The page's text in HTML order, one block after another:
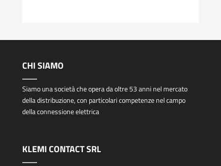
CHI SIAMO
Siamo una società che opera da oltre 53 anni nel mercato
della distribuzione, con particolari competenze nel campo
della connessione elettrica
KLEMI CONTACT SRL